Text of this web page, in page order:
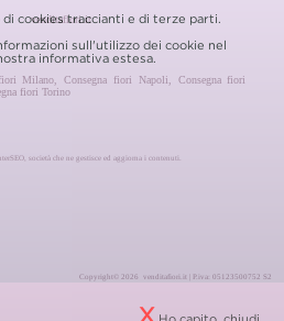
venditafiori.it
Milano ,Consegna fiori Napoli
Consegna fiori
fiori Torino
società che ne gestisce ed aggiorna i contenuti.
Copyright© 2026 venditafiori.it | P.iva: 05123500752 S2
cookies traccianti e di terze parti.
sull'utilizzo dei cookie nel
informativa estesa.
X